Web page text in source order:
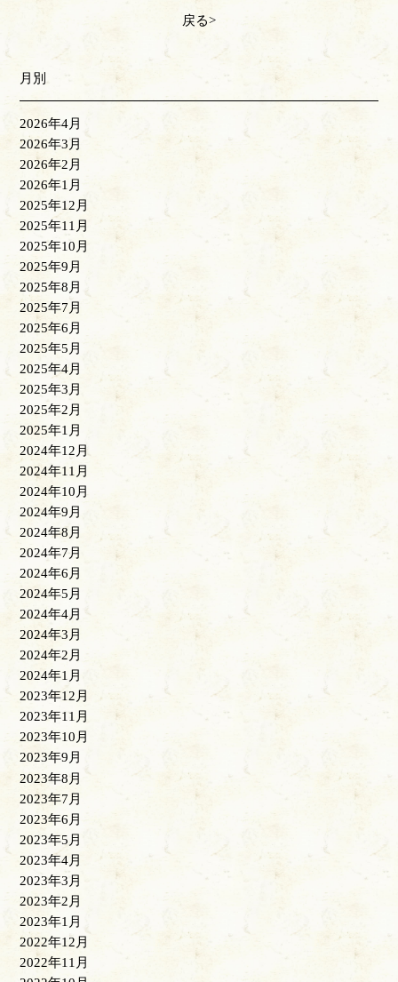
戻る
月別
2026年4月
2026年3月
2026年2月
2026年1月
2025年12月
2025年11月
2025年10月
2025年9月
2025年8月
2025年7月
2025年6月
2025年5月
2025年4月
2025年3月
2025年2月
2025年1月
2024年12月
2024年11月
2024年10月
2024年9月
2024年8月
2024年7月
2024年6月
2024年5月
2024年4月
2024年3月
2024年2月
2024年1月
2023年12月
2023年11月
2023年10月
2023年9月
2023年8月
2023年7月
2023年6月
2023年5月
2023年4月
2023年3月
2023年2月
2023年1月
2022年12月
2022年11月